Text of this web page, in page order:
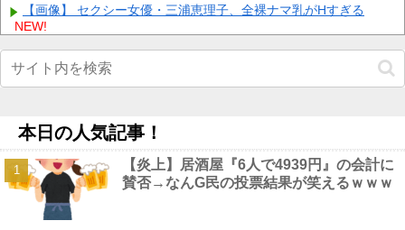
【画像】 セクシー女優・三浦恵理子、全裸ナマ乳がHすぎる
NEW!
ントに理解を示して……他
【最新画像】 元バレー代表・狩野舞子(38)の現在がいくらなんで
法・・・・・・・・・他
NEW!
【画像】 会社の女がお○ぱい強調しすぎなんだけどｗｗｗ NEW!
【画像】このボケて、破壊力ありすぎてクッソワロタｗｗｗｗｗ
ｗｗｗｗ他 NEW!
【画像】 アイナジエンドさん、お尻が性的すぎた件ｗｗｗｗｗｗ
NEW!
本日の人気記事！
【炎上】居酒屋『6人で4939円』の会計に
賛否→なんG民の投票結果が笑えるｗｗｗ